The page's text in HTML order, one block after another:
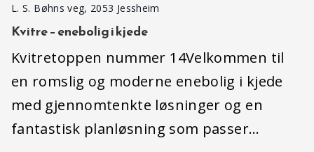
L. S. Bøhns veg, 2053 Jessheim
Kvitre – enebolig i kjede
Kvitretoppen nummer 14Velkommen til
en romslig og moderne enebolig i kjede
med gjennomtenkte løsninger og en
fantastisk planløsning som passer…